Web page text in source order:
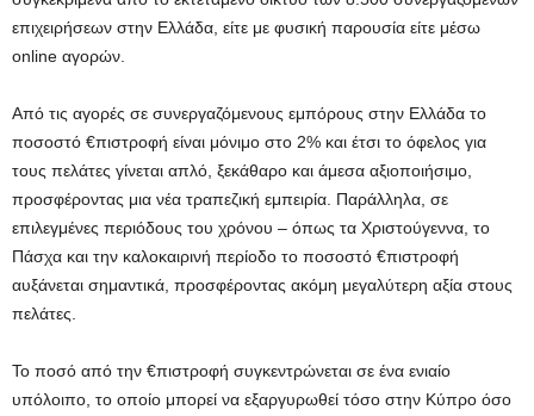
επιχειρήσεων στην Ελλάδα, είτε με φυσική παρουσία είτε μέσω
online αγορών.
Από τις αγορές σε συνεργαζόμενους εμπόρους στην Ελλάδα το
ποσοστό €πιστροφή είναι μόνιμο στο 2% και έτσι το όφελος για
τους πελάτες γίνεται απλό, ξεκάθαρο και άμεσα αξιοποιήσιμο,
προσφέροντας μια νέα τραπεζική εμπειρία. Παράλληλα, σε
επιλεγμένες περιόδους του χρόνου – όπως τα Χριστούγεννα, το
Πάσχα και την καλοκαιρινή περίοδο το ποσοστό €πιστροφή
αυξάνεται σημαντικά, προσφέροντας ακόμη μεγαλύτερη αξία στους
πελάτες.
Το ποσό από την €πιστροφή συγκεντρώνεται σε ένα ενιαίο
υπόλοιπο, το οποίο μπορεί να εξαργυρωθεί τόσο στην Κύπρο όσο